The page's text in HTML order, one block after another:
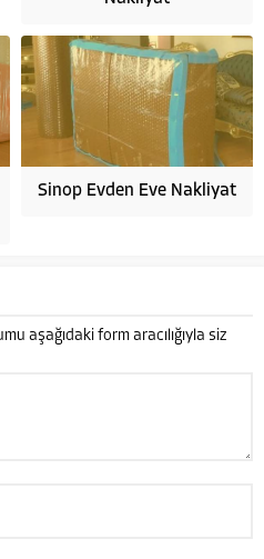
Sinop Evden Eve Nakliyat
aşağıdaki form aracılığıyla siz